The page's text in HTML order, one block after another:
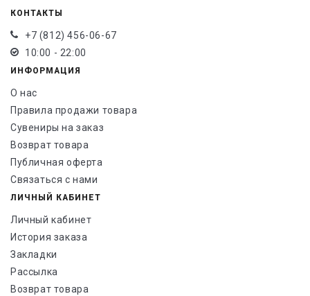
КОНТАКТЫ
+7 (812) 456-06-67
10:00 - 22:00
ИНФОРМАЦИЯ
О нас
Правила продажи товара
Сувениры на заказ
Возврат товара
Публичная оферта
Связаться с нами
ЛИЧНЫЙ КАБИНЕТ
Личный кабинет
История заказа
Закладки
Рассылка
Возврат товара